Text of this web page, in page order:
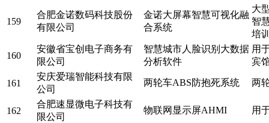
159
合肥金诺数码科技股份
有限公司
金诺大屏幕智慧可视化融
合系统
大
智
培
160
安徽省宝创电子商务有
限公司
智慧城市人脸识别大数据
分析软件
用
宾
161
安庆爱瑞智能科技有限
公司
两轮车ABS防抱死系统 两
162
合肥速显微电子科技有
限公司
物联网显示屏AHMI 用